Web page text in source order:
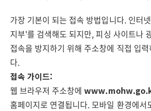
가장 기본이 되는 접속 방법입니다. 인터
지부'를 검색해도 되지만, 피싱 사이트나
접속을 방지하기 위해 주소창에 직접 입
다.
접속 가이드:
웹 브라우저 주소창에
홈페이지로 연결됩니다. 모바일 환경에서